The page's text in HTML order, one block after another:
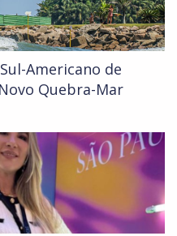
Americano de
Quebra-Mar